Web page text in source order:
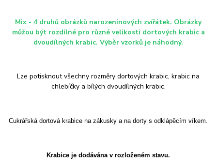
Mix - 4 druhů obrázků narozeninových zvířátek. Obrázky
můžou být rozdílné pro různé velikosti dortových krabic a
dvoudílných krabic. Výběr vzorků je náhodný.
Lze potisknout všechny rozměry dortových krabic, krabic na
chlebíčky a bílých dvoudílných krabic.
Cukrářská dortová krabice na zákusky a na dorty s odklápěcím víkem.
Krabice je dodávána v rozloženém stavu.